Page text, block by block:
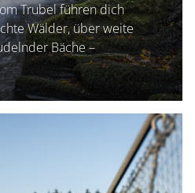
Trubel führen dich
Wälder, über weite
Bäche –